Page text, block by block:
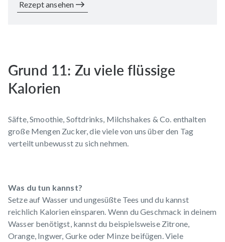
Rezept ansehen
Grund 11: Zu viele flüssige
Kalorien
Säfte, Smoothie, Softdrinks, Milchshakes & Co. enthalten
große Mengen Zucker, die viele von uns über den Tag
verteilt unbewusst zu sich nehmen.
Was du tun kannst?
Setze auf Wasser und ungesüßte Tees und du kannst
reichlich Kalorien einsparen. Wenn du Geschmack in deinem
Wasser benötigst, kannst du beispielsweise Zitrone,
Orange, Ingwer, Gurke oder Minze beifügen. Viele